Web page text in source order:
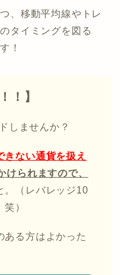
、移動平均線やトレ
タイミングを図る
！
！】
しませんか？
きない通貨を扱え
けられますので、
。（レバレッジ10
）
ある方はよかった